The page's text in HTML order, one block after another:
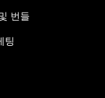
번들
팅